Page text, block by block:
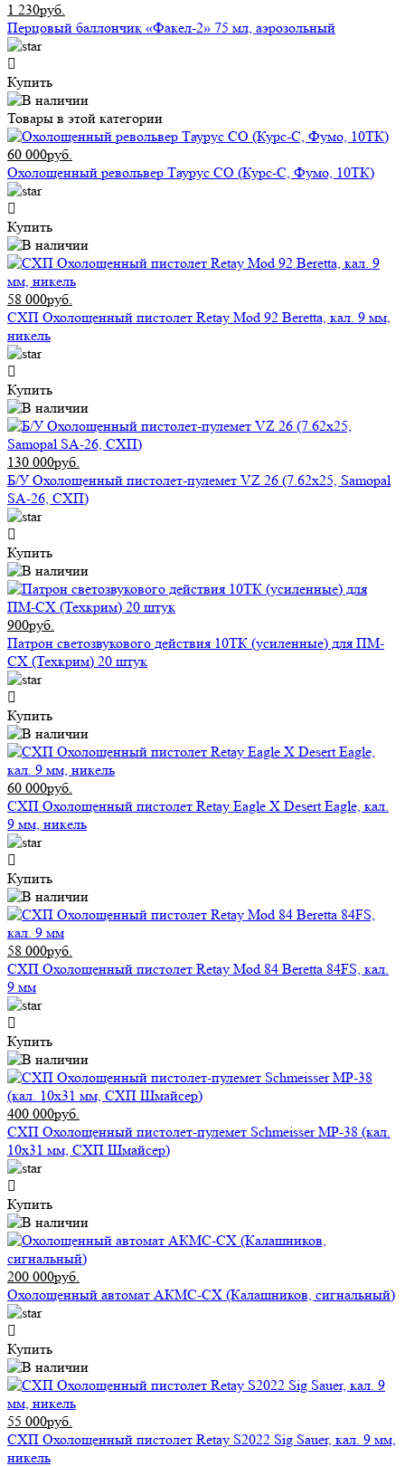
1 230руб.
Перцовый баллончик «Факел-2» 75 мл, аэрозольный
Купить
Товары в этой категории
60 000руб.
Охолощенный револьвер Таурус СО (Курс-С, Фумо, 10ТК)
Купить
58 000руб.
СХП Охолощенный пистолет Retay Mod 92 Beretta, кал. 9 мм,
никель
Купить
130 000руб.
Б/У Охолощенный пистолет-пулемет VZ 26 (7.62х25, Samopal
SA-26, СХП)
Купить
900руб.
Патрон светозвукового действия 10ТК (усиленные) для ПМ-
СХ (Техкрим) 20 штук
Купить
60 000руб.
СХП Охолощенный пистолет Retay Eagle X Desert Eagle, кал.
9 мм, никель
Купить
58 000руб.
СХП Охолощенный пистолет Retay Mod 84 Beretta 84FS, кал.
9 мм
Купить
400 000руб.
СХП Охолощенный пистолет-пулемет Schmeisser MP-38 (кал.
10х31 мм, СХП Шмайсер)
Купить
200 000руб.
Охолощенный автомат АКМС-СХ (Калашников, сигнальный)
Купить
55 000руб.
СХП Охолощенный пистолет Retay S2022 Sig Sauer, кал. 9 мм,
никель